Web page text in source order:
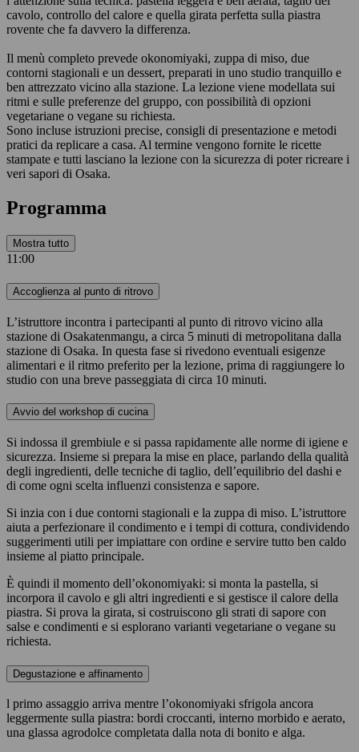
cavolo, controllo del calore e quella girata perfetta sulla piastra
rovente che fa davvero la differenza.
Il menù completo prevede okonomiyaki, zuppa di miso, due
contorni stagionali e un dessert, preparati in uno studio tranquillo e
ben attrezzato vicino alla stazione. La lezione viene modellata sui
ritmi e sulle preferenze del gruppo, con possibilità di opzioni
vegetariane o vegane su richiesta.
Sono incluse istruzioni precise, consigli di presentazione e metodi
pratici da replicare a casa. Al termine vengono fornite le ricette
stampate e tutti lasciano la lezione con la sicurezza di poter ricreare i
veri sapori di Osaka.
Programma
Mostra tutto
11:00
Accoglienza al punto di ritrovo
L’istruttore incontra i partecipanti al punto di ritrovo vicino alla
stazione di Osakatenmangu, a circa 5 minuti di metropolitana dalla
stazione di Osaka. In questa fase si rivedono eventuali esigenze
alimentari e il ritmo preferito per la lezione, prima di raggiungere lo
studio con una breve passeggiata di circa 10 minuti.
Avvio del workshop di cucina
Si indossa il grembiule e si passa rapidamente alle norme di igiene e
sicurezza. Insieme si prepara la mise en place, parlando della qualità
degli ingredienti, delle tecniche di taglio, dell’equilibrio del dashi e
di come ogni scelta influenzi consistenza e sapore.
Si inzia con i due contorni stagionali e la zuppa di miso. L’istruttore
aiuta a perfezionare il condimento e i tempi di cottura, condividendo
suggerimenti utili per impiattare con ordine e servire tutto ben caldo
insieme al piatto principale.
È quindi il momento dell’okonomiyaki: si monta la pastella, si
incorpora il cavolo e gli altri ingredienti e si gestisce il calore della
piastra. Si prova la girata, si costruiscono gli strati di sapore con
salse e condimenti e si esplorano varianti vegetariane o vegane su
richiesta.
Degustazione e affinamento
l primo assaggio arriva mentre l’okonomiyaki sfrigola ancora
leggermente sulla piastra: bordi croccanti, interno morbido e aerato,
una glassa agrodolce completata dalla nota di bonito e alga.